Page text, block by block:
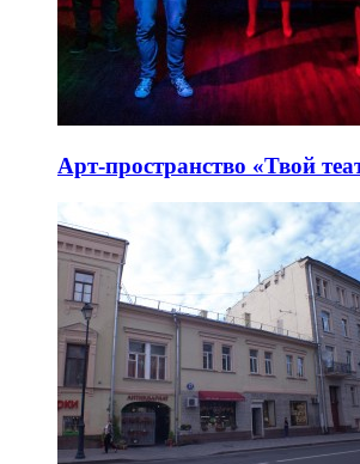
Арт-пространство «Твой